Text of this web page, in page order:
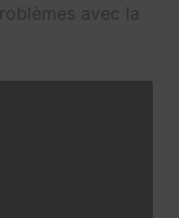
avec la